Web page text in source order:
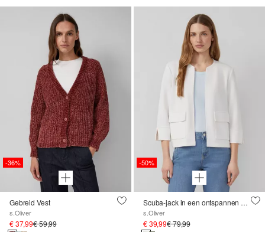
-36%
Gebreid Vest
s.Oliver
€ 37,99€ 59,99
-50%
Scuba-jack in een ontspannen pasvorm met 3/4-mouwen
s.Oliver
€ 39,99€ 79,99